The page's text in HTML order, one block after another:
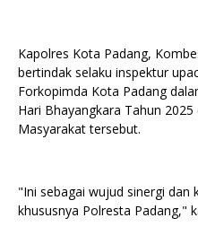
Kapolres Kota Padang,
bertindak selaku inspektur
Forkopimda Kota Padang
Hari Bhayangkara Tahun
Masyarakat tersebut.
"Ini sebagai wujud sinergi dan
khususnya Polresta Padang,"